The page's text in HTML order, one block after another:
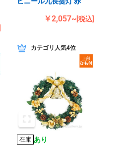
￥2,057~[税込]
カテゴリ人気4位
在庫 あり